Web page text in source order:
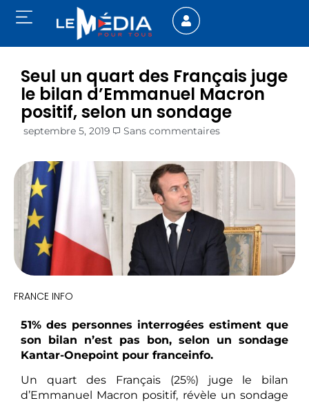
Seul un quart des Français juge
le bilan d’Emmanuel Macron
positif, selon un sondage
septembre 5, 2019 Sans commentaires
FRANCE INFO
51% des personnes interrogées estiment que
son bilan n’est pas bon, selon un sondage
Kantar-Onepoint pour franceinfo.
Un quart des Français (25%) juge le bilan
d’Emmanuel Macron positif, révèle un sondage